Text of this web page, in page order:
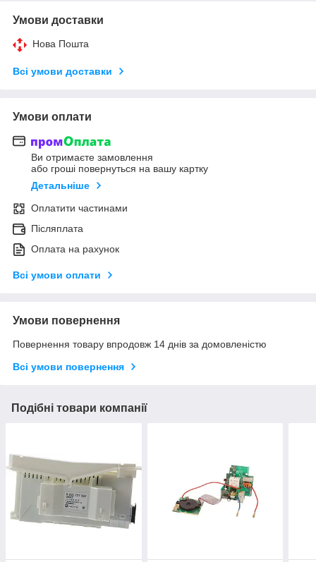
Умови доставки
Нова Пошта
Всі умови доставки
Умови оплати
Ви отримаєте замовлення
або гроші повернуться на вашу картку
Детальніше
Оплатити частинами
Післяплата
Оплата на рахунок
Всі умови оплати
Умови повернення
Повернення товару впродовж 14 днів за домовленістю
Всі умови повернення
Подібні товари компанії